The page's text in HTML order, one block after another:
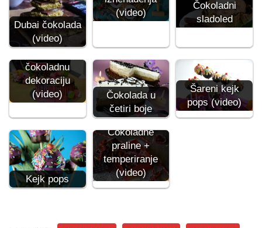
Dubai čokolada
(video)
(video)
Čokoladni
sladoled
čokoladnu
dekoraciju
(video)
Čokolada u
četiri boje
Šareni kejk
pops (video)
Kejk pops
Čokoladne
praline +
temperiranje
(video)